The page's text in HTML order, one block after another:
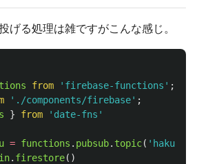
げる処理は雑ですがこんな感じ。
from ' firebase-functions ' ;
' ./components/firebase' ;
} from ' date-fns '
= functions . pubsub. topic( ' haku
. firestore()